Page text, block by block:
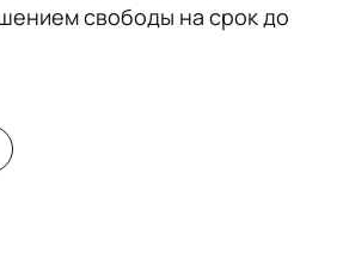
свободы на срок до